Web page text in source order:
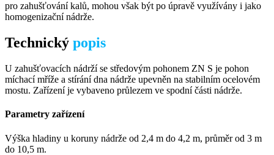
pro zahušťování kalů, mohou však být po úpravě využívány i jako
homogenizační nádrže.
Technický popis
U zahušťovacích nádrží se středovým pohonem ZN S je pohon
míchací mříže a stírání dna nádrže upevněn na stabilním ocelovém
mostu. Zařízení je vybaveno průlezem ve spodní části nádrže.
Parametry zařízení
Výška hladiny u koruny nádrže od 2,4 m do 4,2 m, průměr od 3 m
do 10,5 m.